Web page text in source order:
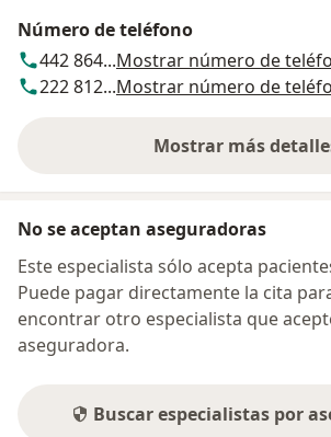
Número de teléfono
442 864...Mostrar número de
222 812...Mostrar número de
Mostrar mássobre la
No se aceptan aseguradoras
Este especialista sólo acepta
Puede pagar directamente la cita
encontrar otro especialista que
aseguradora.
Buscar especialistas por